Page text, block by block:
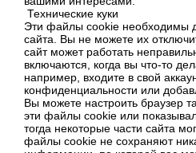
Технические куки
Эти файлы cookie необходимы
сайта. Вы не можете их
сайт может работать
включаются, когда вы что-то
например, входите в свой
конфиденциальности или
Вы можете настроить браузер
эти файлы cookie или
тогда некоторые части сайта
файлы cookie не сохраняют